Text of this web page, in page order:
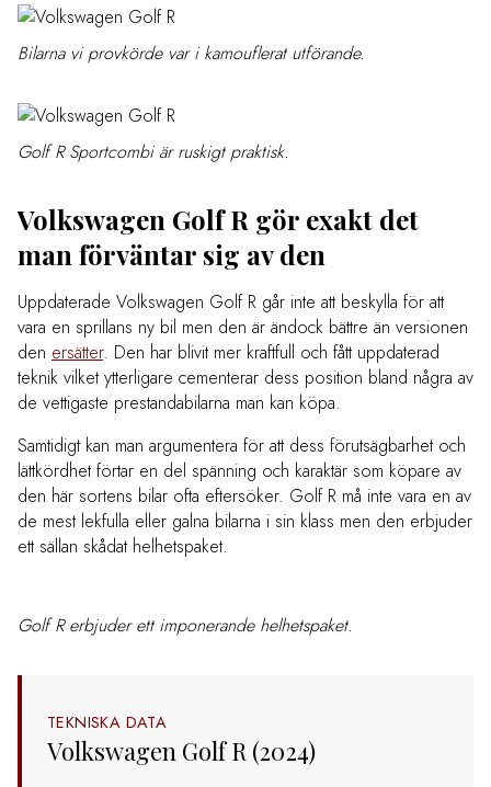
Bilarna vi provkörde var i kamouflerat utförande.
Golf R Sportcombi är ruskigt praktisk.
Volkswagen Golf R gör exakt det
man förväntar sig av den
Uppdaterade Volkswagen Golf R går inte att beskylla för att
vara en sprillans ny bil men den är ändock bättre än versionen
den ersätter. Den har blivit mer kraftfull och fått uppdaterad
teknik vilket ytterligare cementerar dess position bland några av
de vettigaste prestandabilarna man kan köpa.
Samtidigt kan man argumentera för att dess förutsägbarhet och
lättkördhet förtar en del spänning och karaktär som köpare av
den här sortens bilar ofta eftersöker. Golf R må inte vara en av
de mest lekfulla eller galna bilarna i sin klass men den erbjuder
ett sällan skådat helhetspaket.
Golf R erbjuder ett imponerande helhetspaket.
TEKNISKA DATA
Volkswagen Golf R (2024)